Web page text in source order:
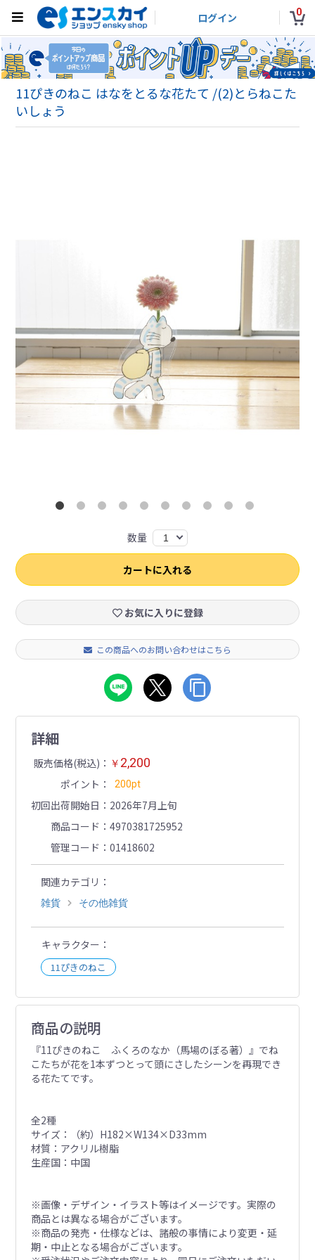
ログイン 0
11ぴきのねこ はなをとるな花たて /(2)とらねこた
いしょう
数量 1
カートに入れる
お気に入りに登録
この商品へのお問い合わせはこちら
詳細
販売価格(税込) ￥ 2,200
ポイント 200pt
初回出荷開始日
2026年7月上旬
商品コード
4970381725952
管理コード
01418602
関連カテゴリ
雑貨 その他雑貨
キャラクター
11ぴきのねこ
商品の説明
『11ぴきのねこ ふくろのなか（馬場のぼる著）』でね
こたちが花を1本ずつとって頭にさしたシーンを再現でき
る花たてです。
全2種
サイズ：（約）H182×W134×D33mm
材質：アクリル樹脂
生産国：中国
※画像・デザイン・イラスト等はイメージです。実際の
商品とは異なる場合がございます。
※商品の発売・仕様などは、諸般の事情により変更・延
期・中止となる場合がございます。